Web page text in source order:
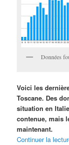
Données
Voici les
Toscane. Des
situation en
contenue, mais
maintenant.
Continuer la